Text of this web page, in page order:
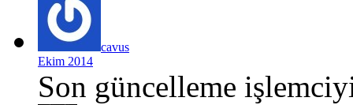
cavus
Ekim 2014
Son güncelleme